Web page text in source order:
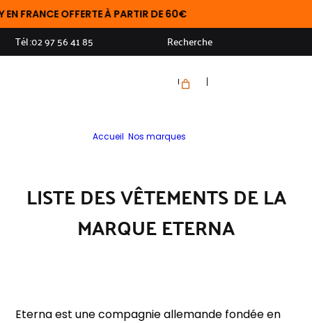
OFFERTE À PARTIR DE 60€
Tél :02 97 56 41 85 Recherche
Accueil Nos marques
LISTE DES VÊTEMENTS DE LA
MARQUE ETERNA
Eterna est une compagnie allemande fondée en